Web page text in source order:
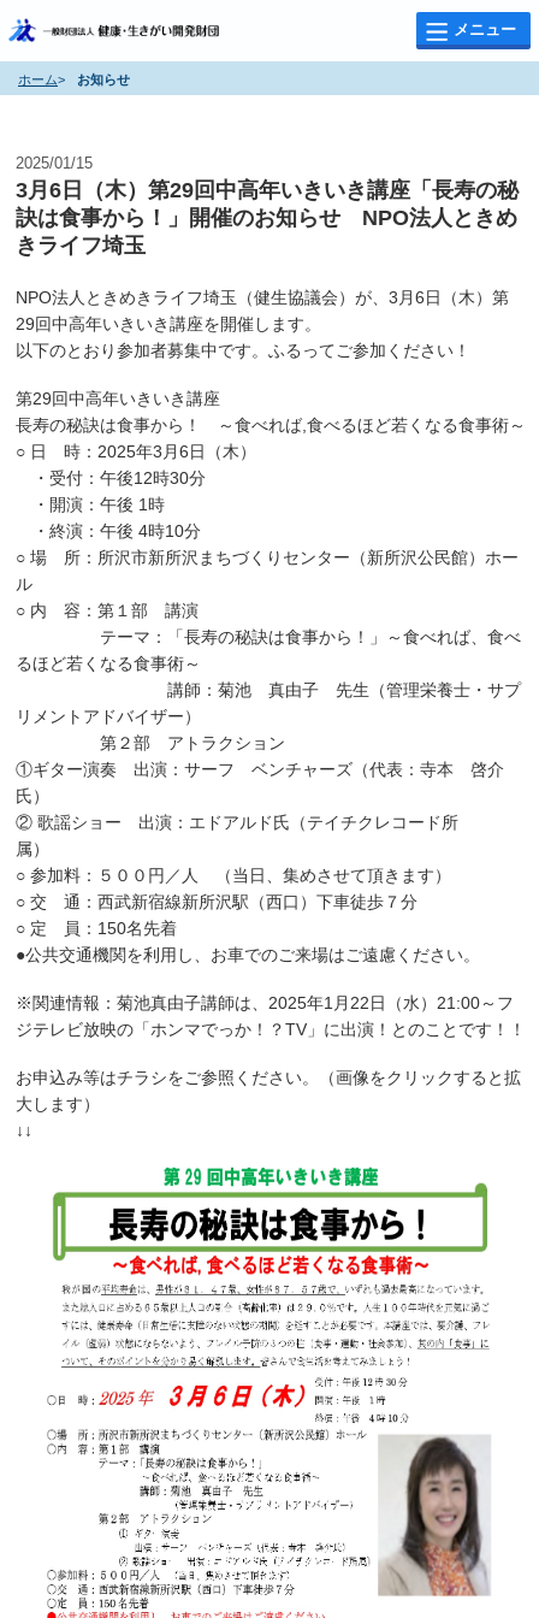
メニュー
ホーム> お知らせ
2025/01/15
3月6日（木）第29回中高年いきいき講座「長寿の秘
訣は食事から！」開催のお知らせ NPO法人ときめ
きライフ埼玉
NPO法人ときめきライフ埼玉（健生協議会）が、3月6日（木）第
29回中高年いきいき講座を開催します。
以下のとおり参加者募集中です。ふるってご参加ください！
第29回中高年いきいき講座
長寿の秘訣は食事から！ ～食べれば,食べるほど若くなる食事術～
○ 日 時：2025年3月6日（木）
・受付：午後12時30分
・開演：午後 1時
・終演：午後 4時10分
○ 場 所：所沢市新所沢まちづくりセンター（新所沢公民館）ホー
ル
○ 内 容：第１部 講演
テーマ：「長寿の秘訣は食事から！」～食べれば、食べ
るほど若くなる食事術～
講師：菊池 真由子 先生（管理栄養士・サプ
リメントアドバイザー）
第２部 アトラクション
①ギター演奏 出演：サーフ ベンチャーズ（代表：寺本 啓介
氏）
② 歌謡ショー 出演：エドアルド氏（テイチクレコード所
属）
○ 参加料：５００円／人 （当日、集めさせて頂きます）
○ 交 通：西武新宿線新所沢駅（西口）下車徒歩７分
○ 定 員：150名先着
●公共交通機関を利用し、お車でのご来場はご遠慮ください。
※関連情報：菊池真由子講師は、2025年1月22日（水）21:00～フ
ジテレビ放映の「ホンマでっか！？TV」に出演！とのことです！！
お申込み等はチラシをご参照ください。（画像をクリックすると拡
大します）
↓↓